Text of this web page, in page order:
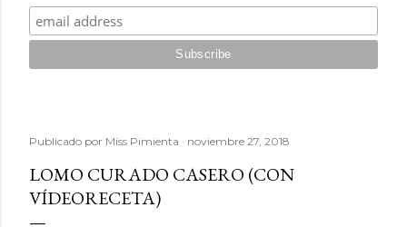
Publicado por Miss Pimienta noviembre 27, 2018
LOMO CURADO CASERO (CON
VÍDEORECETA)